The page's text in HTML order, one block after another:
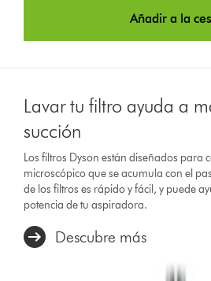
Añadir a la
Lavar tu filtro ayuda a
succión
Los filtros Dyson están diseñados para
microscópico que se acumula con el
de los filtros es rápido y fácil, y puede
potencia de tu aspiradora.
Descubre más